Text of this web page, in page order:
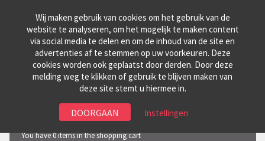
LOGIN
Toggle
ENGLISH
SHOPPING CART
You have 0 items in the shopping cart
Wij maken gebruik van cookies om het gebruik van de
website te analyseren, om het mogelijk te maken content
via social media te delen en om de inhoud van de site en
advertenties af te stemmen op uw voorkeuren. Deze
cookies worden ook geplaatst door derden. Door deze
melding weg te klikken of gebruik te blijven maken van
deze site stemt u hiermee in.
Instellingen